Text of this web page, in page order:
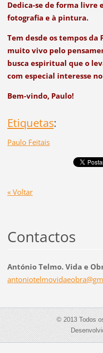
Dedica-se de forma livre
fotografia e à pintura.
Tem desde os tempos da
muito vivo pelo
busca espiritual que o
com especial interesse
Bem-vindo, Paulo!
Etiquetas:
Paulo Feitais
« Voltar
Contactos
António Telmo. Vida e
antoniotelmovidaeobra@gm
© 2013 Todos